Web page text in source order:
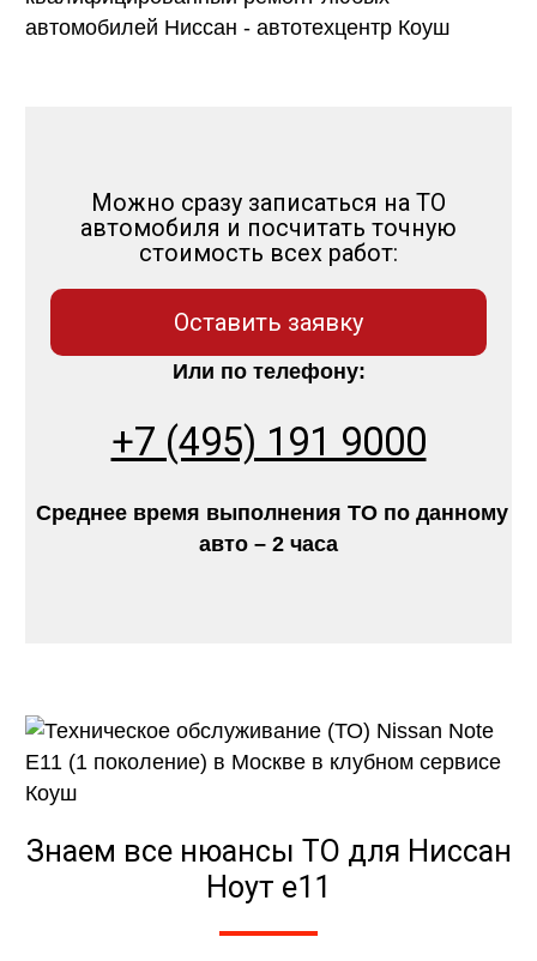
Можно сразу записаться на ТО
автомобиля и посчитать точную
стоимость всех работ:
Оставить заявку
Или по телефону:
+7 (495) 191 9000
Среднее время выполнения ТО по данному
авто – 2 часа
Знаем все нюансы ТО для Ниссан
Ноут е11